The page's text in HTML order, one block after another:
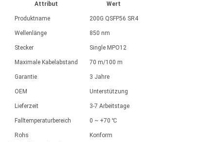
Attribut Wert
Produktname 200G QSFP56 SR4
Wellenlänge 850 nm
Stecker Single MPO12
Maximale Kabelabstand 70 m/100 m
Garantie 3 Jahre
OEM Unterstützung
Lieferzeit 3-7 Arbeitstage
Falltemperaturbereich 0 ~ +70 ℃
Rohs Konform